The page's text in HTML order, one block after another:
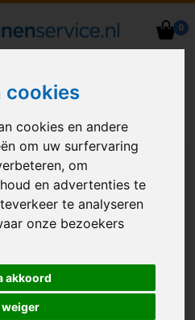
cookies
cookies en andere
om uw surfervaring
om
en advertenties te
te analyseren
onze bezoekers
akkoord
weiger
0